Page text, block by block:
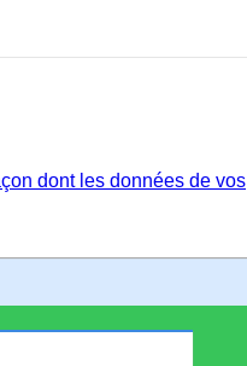
dont les données de vos